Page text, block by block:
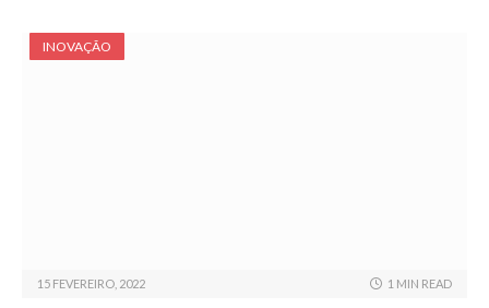
INOVAÇÃO
15 FEVEREIRO, 2022 1 MIN READ